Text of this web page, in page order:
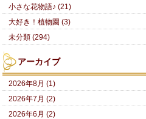
小さな花物語♪ (21)
大好き！植物園 (3)
未分類 (294)
アーカイブ
2026年8月 (1)
2026年7月 (2)
2026年6月 (2)